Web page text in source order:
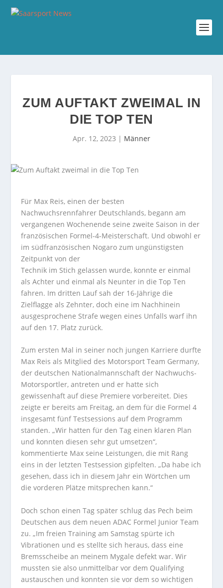
ZUM AUFTAKT ZWEIMAL IN
DIE TOP TEN
Apr. 12, 2023 | Männer
Für Max Reis, einen der besten
Nachwuchsrennfahrer Deutschlands, begann am
vergangenen Wochenende seine zweite Saison in der
französischen Formel-4-Meisterschaft. Und obwohl er
im südfranzösischen Nogaro zum ungünstigsten
Zeitpunkt von der
Technik im Stich gelassen wurde, konnte er einmal
als Achter und einmal als Neunter in die Top Ten
fahren. Im dritten Lauf sah der 16-Jährige die
Zielflagge als Zehnter, doch eine im Nachhinein
ausgesprochene Strafe wegen eines Unfalls warf ihn
auf den 17. Platz zurück.
Zum ersten Mal in seiner noch jungen Karriere durfte
Max Reis als Mitglied des Motorsport Team Germany,
der deutschen Nationalmannschaft der Nachwuchs-
Motorsportler, antreten und er hatte sich
gewissenhaft auf diese Premiere vorbereitet. Dies
zeigte er bereits am Freitag, an dem für die Formel 4
insgesamt fünf Testsessions auf dem Programm
standen. „Wir hatten für den Tag einen klaren Plan
und konnten diesen sehr gut umsetzen“,
kommentierte Max seine Leistungen, die mit Rang
eins in der letzten Testsession gipfelten. „Da habe ich
gesehen, dass ich in diesem Jahr ein Wörtchen um
die vorderen Plätze mitsprechen kann.“
Doch schon einen Tag später schlug das Pech beim
Deutschen aus dem neuen ADAC Formel Junior Team
zu. „Im freien Training am Samstag spürte ich
Vibrationen und es stellte sich heraus, dass eine
Bremsscheibe an meinem Mygale defekt war. Wir
mussten sie also unmittelbar vor dem Qualifying
austauschen und konnten sie vor dem so wichtigen